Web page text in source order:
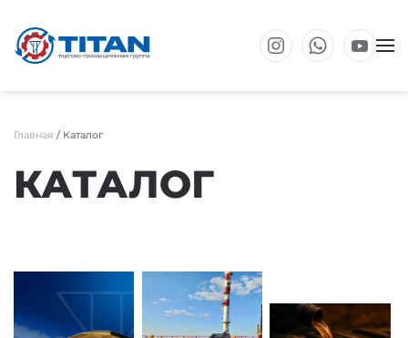
Перейти к основному содержанию
Главная / Каталог
КАТАЛОГ